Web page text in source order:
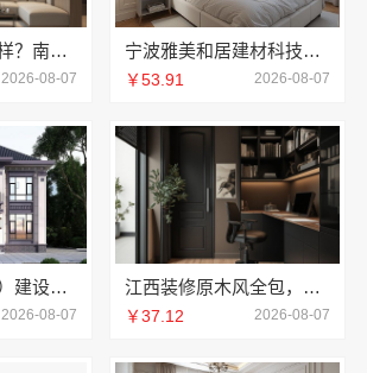
个性化装饰怎么样？南京市创亿讯环保家装全包详解
2026-08-07
宁波雅美和居建材科技有限公司宁波奉化家装装修线下门店地址
￥53.91 2026-08-07
中蓝建投（北京）建设有限公司武功分公司厨房半包装修北欧风
2026-08-07
江西装修原木风全包，江西尚宅尚品新型环保材料有限公司一站式服务
￥37.12 2026-08-07